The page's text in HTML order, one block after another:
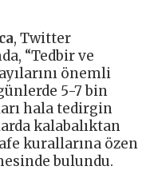
, Twitter
“Tedbir ve
önemli
5-7 bin
hala tedirgin
kalabalıktan
kurallarına özen
bulundu.